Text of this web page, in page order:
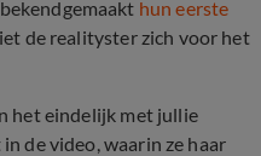
hun eerste
de realityster zich voor het
het eindelijk met jullie
de video, waarin ze haar